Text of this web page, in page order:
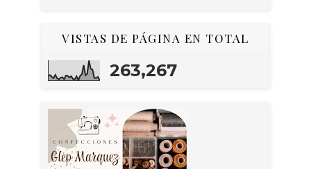
VISTAS DE PÁGINA EN TOTAL
263,267